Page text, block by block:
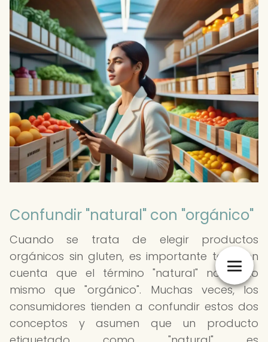
Confundir "natural" con "orgánico"
Cuando se trata de elegir productos
orgánicos sin gluten, es importante tener en
cuenta que el término "natural" no es lo
mismo que "orgánico". Muchas veces, los
consumidores tienden a confundir estos dos
conceptos y asumen que un producto